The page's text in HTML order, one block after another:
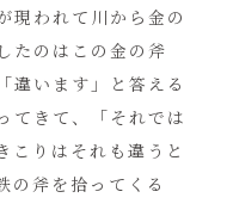
現われて川から金の
たのはこの金の斧
違います」と答える
てきて、「それでは
こりはそれも違うと
の斧を拾ってくる